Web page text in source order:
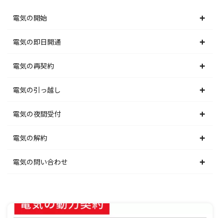
電気の開始
北海道電力エリア
東北電力エリア
東京電力エリア
北陸電力エリア
中部電力エリア
関西電力エリア
四国電力エリア
電気の即日開通
北海道電力エリア
東北電力エリア
東京電力エリア
北陸電力エリア
中部電力エリア
中国電力エリア
電気の再契約
北海道電力エリア
東北電力エリア
東京電力エリア
北陸電力エリア
関西電力エリア
電気の引っ越し
北海道電力エリア
東北電力エリア
東京電力エリア
中部電力エリア
電気の夜間受付
北海道電力エリア
東北電力エリア
北陸電力エリア
電気の解約
北海道電力エリア
東京電力エリア
電気の問い合わせ
東北電力エリア